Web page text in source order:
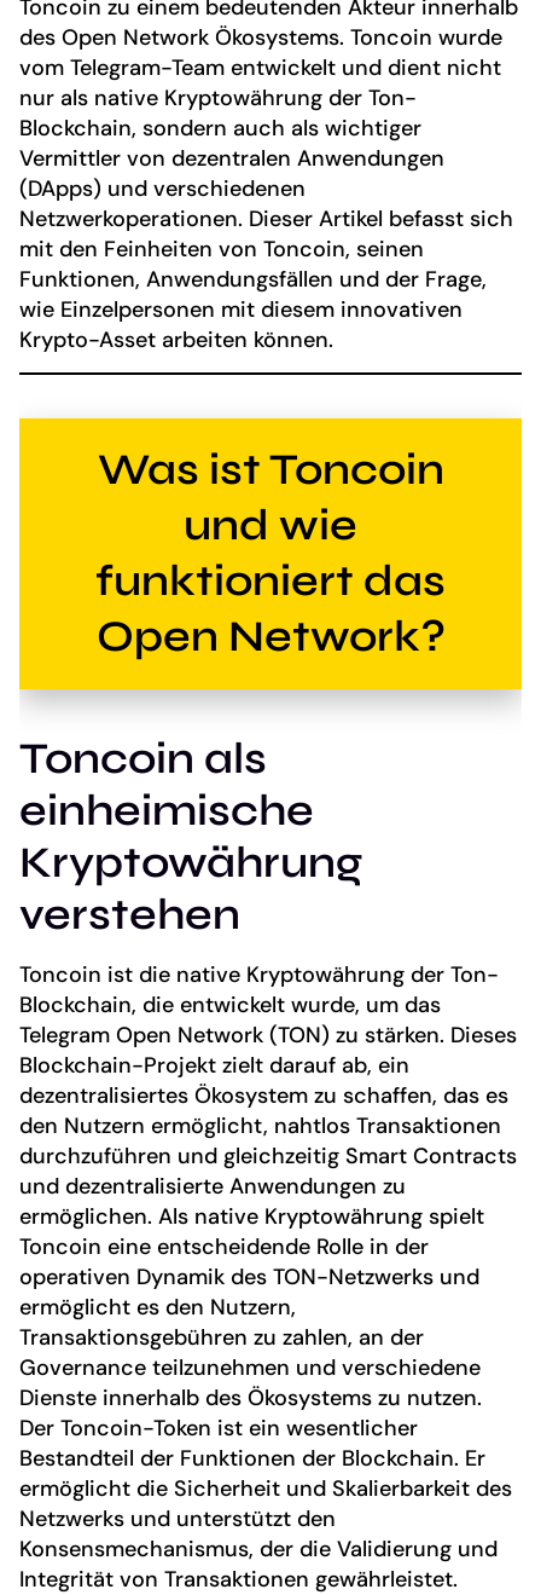
Toncoin zu einem bedeutenden Akteur innerhalb
des Open Network Ökosystems. Toncoin wurde
vom Telegram-Team entwickelt und dient nicht
nur als native Kryptowährung der Ton-
Blockchain, sondern auch als wichtiger
Vermittler von dezentralen Anwendungen
(DApps) und verschiedenen
Netzwerkoperationen. Dieser Artikel befasst sich
mit den Feinheiten von Toncoin, seinen
Funktionen, Anwendungsfällen und der Frage,
wie Einzelpersonen mit diesem innovativen
Krypto-Asset arbeiten können.
Was ist Toncoin
und wie
funktioniert das
Open Network?
Toncoin als
einheimische
Kryptowährung
verstehen
Toncoin ist die native Kryptowährung der Ton-
Blockchain, die entwickelt wurde, um das
Telegram Open Network (TON) zu stärken. Dieses
Blockchain-Projekt zielt darauf ab, ein
dezentralisiertes Ökosystem zu schaffen, das es
den Nutzern ermöglicht, nahtlos Transaktionen
durchzuführen und gleichzeitig Smart Contracts
und dezentralisierte Anwendungen zu
ermöglichen. Als native Kryptowährung spielt
Toncoin eine entscheidende Rolle in der
operativen Dynamik des TON-Netzwerks und
ermöglicht es den Nutzern,
Transaktionsgebühren zu zahlen, an der
Governance teilzunehmen und verschiedene
Dienste innerhalb des Ökosystems zu nutzen.
Der Toncoin-Token ist ein wesentlicher
Bestandteil der Funktionen der Blockchain. Er
ermöglicht die Sicherheit und Skalierbarkeit des
Netzwerks und unterstützt den
Konsensmechanismus, der die Validierung und
Integrität von Transaktionen gewährleistet.